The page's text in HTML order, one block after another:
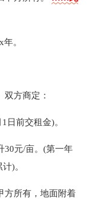
。
方商定：
日前交租金)。
30元/亩。(第一年
)。
方所有，地面附着